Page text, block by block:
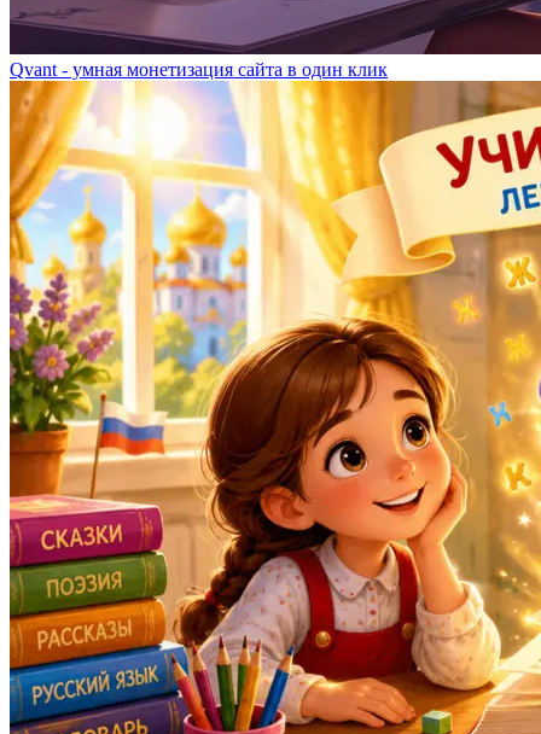
Qvant - умная монетизация сайта в один клик